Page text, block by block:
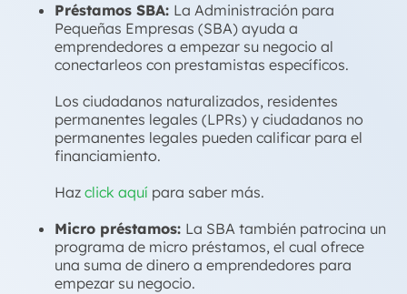
Préstamos SBA: La Administración para
Pequeñas Empresas (SBA) ayuda a
emprendedores a empezar su negocio al
conectarleos con prestamistas específicos.
Los ciudadanos naturalizados, residentes
permanentes legales (LPRs) y ciudadanos no
permanentes legales pueden calificar para el
financiamiento.
Haz click aquí para saber más.
Micro préstamos: La SBA también patrocina un
programa de micro préstamos, el cual ofrece
una suma de dinero a emprendedores para
empezar su negocio.